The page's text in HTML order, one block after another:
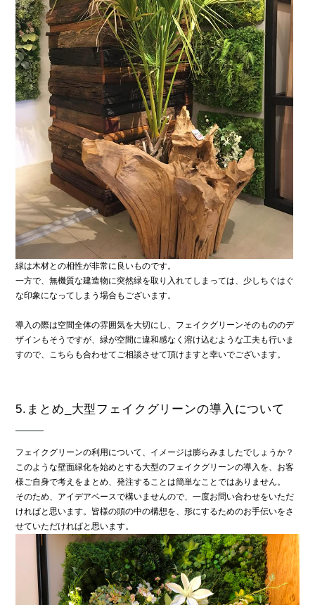
緑は木材との相性が非常に良いものです。
一方で、無機質な建造物に突然緑を取り入れてしまっては、少しちぐはぐ
な印象になってしまう場合もございます。
導入の際は空間全体の雰囲気を大切にし、フェイクグリーンそのもののデ
ザインもそうですが、緑が空間に違和感なく溶け込むような工夫も行いま
すので、こちらも合わせてご相談させて頂けますと幸いでございます。
5.まとめ_大型フェイクグリーンの導入について
フェイクグリーンの利用について、イメージは膨らみましたでしょうか？
このような壁面緑化を始めとする大型のフェイクグリーンの導入を、お客
様ご自身で考えをまとめ、発注することは簡単なことではありません。
そのため、アイデアベースで構いませんので、一度お問い合わせをいただ
ければと思います。皆様の頭の中の構想を、形にするためのお手伝いをさ
せていただければと思います。